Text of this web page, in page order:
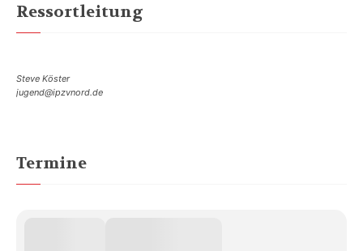
Ressortleitung
Steve Köster
jugend@ipzvnord.de
Termine